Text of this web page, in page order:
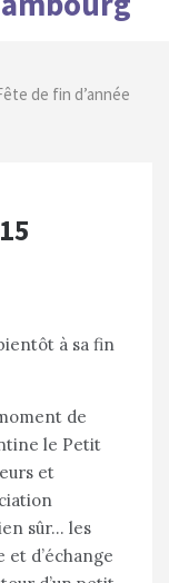
de fin d’année
à sa fin
de
le Petit
et
sûr… les
d’échange